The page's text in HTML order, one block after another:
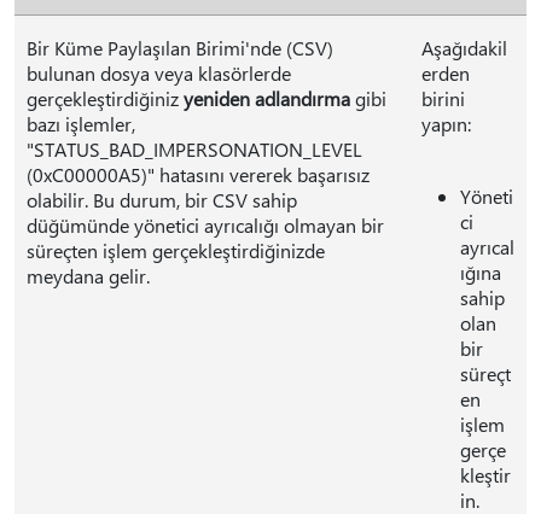
Bir Küme Paylaşılan Birimi'nde (CSV)
bulunan dosya veya klasörlerde
gerçekleştirdiğinizyeniden adlandırmagibi
bazı işlemler,
"STATUS_BAD_IMPERSONATION_LEVEL
(0xC00000A5)" hatasını vererek başarısız
olabilir. Bu durum, bir CSV sahip
düğümünde yönetici ayrıcalığı olmayan bir
süreçten işlem gerçekleştirdiğinizde
meydana gelir.
Aşağıdakil
erden
birini
yapın:
Yöneti
ci
ayrıcal
ığına
sahip
olan
bir
süreçt
en
işlem
gerçe
kleştir
in.